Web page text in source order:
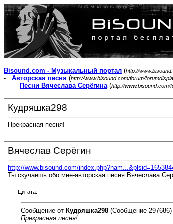
Bisound.com - Музыкальный портал (http://
- Авторская песня (http://www.bisound.com/forum/
- -
Песни Вячеслава Серёгина(http://www.bisound.com/
Кудряшка298
Прекрасная песня!
Вячеслав Серёгин
http://www.bisound.com/
Ты скучаешь обо мне-авторская песня Вячеслава
Цитата:
Сообщение от Кудряшка298 (Сообщение 297686)
Прекрасная песня!